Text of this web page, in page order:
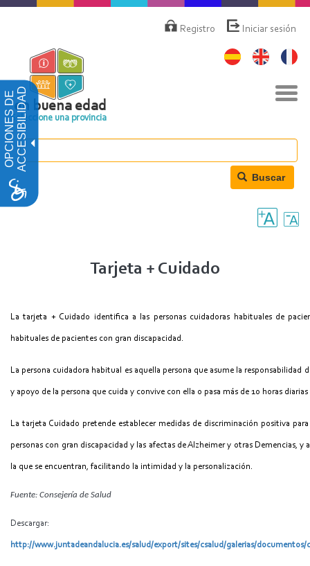
OPCIONES DEACCESIBILIDAD
Pasar
contenido
principal
deRegistro Iniciar sesión
en buena edad
Seleccione una provincia
Buscar
Tarjeta + Cuidado
La tarjeta + Cuidado identifica a las personas cuidadoras habituales de
habituales de pacientes con gran discapacidad.
La persona cuidadora habitual es aquella persona que asume la
y apoyo de la persona que cuida y convive con ella o pasa más de 10 horas
La tarjeta Cuidado pretende establecer medidas de discriminación positiva
personas con gran discapacidad y las afectas de Alzheimer y otras Demencias,
la que se encuentran, facilitando la intimidad y la personalización.
Fuente: Consejería de Salud
Descargar:
http://www.juntadeandalucia.es/salud/export/sites/csalud/galerias/